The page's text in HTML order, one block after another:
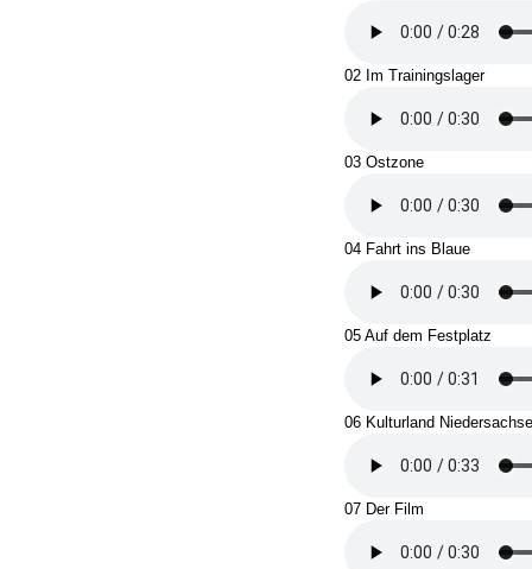
02 Im Trainingslager
03 Ostzone
04 Fahrt ins Blaue
05 Auf dem Festplatz
06 Kulturland
07 Der Film